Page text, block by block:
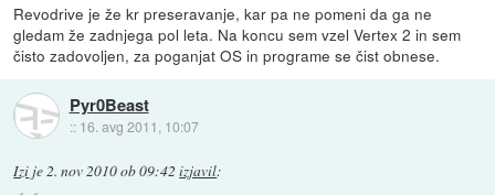
Revodrive je že kr preseravanje, kar pa ne pomeni da ga ne
gledam že zadnjega pol leta. Na koncu sem vzel Vertex 2 in sem
čisto zadovoljen, za poganjat OS in programe se čist obnese.
Pyr0Beast
:: 16. avg 2011, 10:07
Izi je 2. nov 2010 ob 09:42 izjavil: